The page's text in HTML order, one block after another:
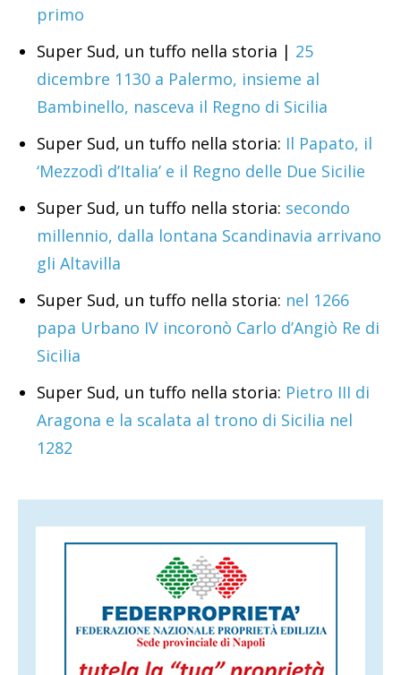
primo
Super Sud, un tuffo nella storia | 25
dicembre 1130 a Palermo, insieme al
Bambinello, nasceva il Regno di Sicilia
Super Sud, un tuffo nella storia: Il Papato, il
‘Mezzodì d’Italia’ e il Regno delle Due Sicilie
Super Sud, un tuffo nella storia: secondo
millennio, dalla lontana Scandinavia arrivano
gli Altavilla
Super Sud, un tuffo nella storia: nel 1266
papa Urbano IV incoronò Carlo d’Angiò Re di
Sicilia
Super Sud, un tuffo nella storia: Pietro III di
Aragona e la scalata al trono di Sicilia nel
1282